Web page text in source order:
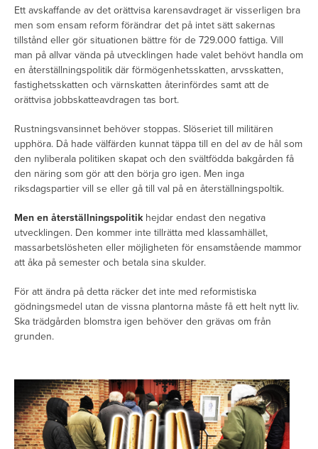
Ett avskaffande av det orättvisa karensavdraget är visserligen bra
men som ensam reform förändrar det på intet sätt sakernas
tillstånd eller gör situationen bättre för de 729.000 fattiga. Vill
man på allvar vända på utvecklingen hade valet behövt handla om
en återställningspolitik där förmögenhetsskatten, arvsskatten,
fastighetsskatten och värnskatten återinfördes samt att de
orättvisa jobbskatteavdragen tas bort.
Rustningsvansinnet behöver stoppas. Slöseriet till militären
upphöra. Då hade välfärden kunnat täppa till en del av de hål som
den nyliberala politiken skapat och den svältfödda bakgården få
den näring som gör att den börja gro igen. Men inga
riksdagspartier vill se eller gå till val på en återställningspoltik.
Men en återställningspolitikhejdar endast den negativa
utvecklingen. Den kommer inte tillrätta med klassamhället,
massarbetslösheten eller möjligheten för ensamstående mammor
att åka på semester och betala sina skulder.
För att ändra på detta räcker det inte med reformistiska
gödningsmedel utan de vissna plantorna måste få ett helt nytt liv.
Ska trädgården blomstra igen behöver den grävas om från
grunden.